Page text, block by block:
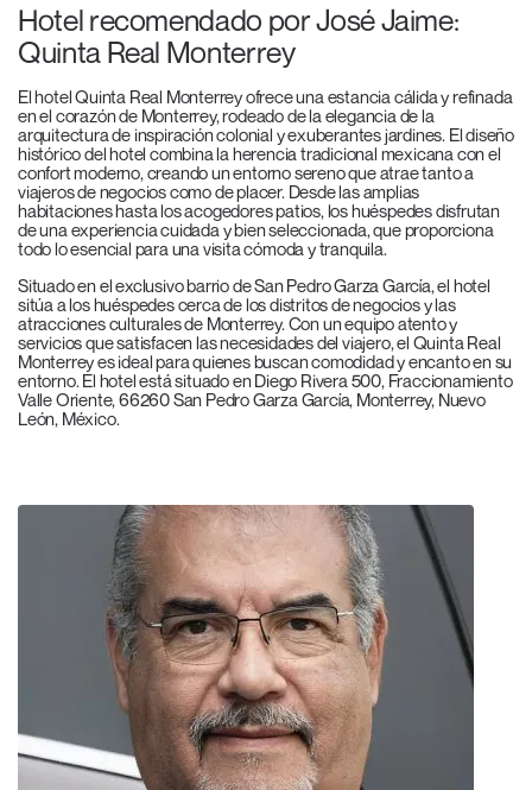
Hotel recomendado por José Jaime:
Quinta Real Monterrey
El hotel Quinta Real Monterrey ofrece una estancia cálida y refinada
en el corazón de Monterrey, rodeado de la elegancia de la
arquitectura de inspiración colonial y exuberantes jardines. El diseño
histórico del hotel combina la herencia tradicional mexicana con el
confort moderno, creando un entorno sereno que atrae tanto a
viajeros de negocios como de placer. Desde las amplias
habitaciones hasta los acogedores patios, los huéspedes disfrutan
de una experiencia cuidada y bien seleccionada, que proporciona
todo lo esencial para una visita cómoda y tranquila.
Situado en el exclusivo barrio de San Pedro Garza García, el hotel
sitúa a los huéspedes cerca de los distritos de negocios y las
atracciones culturales de Monterrey. Con un equipo atento y
servicios que satisfacen las necesidades del viajero, el Quinta Real
Monterrey es ideal para quienes buscan comodidad y encanto en su
entorno. El hotel está situado en Diego Rivera 500, Fraccionamiento
Valle Oriente, 66260 San Pedro Garza García, Monterrey, Nuevo
León, México.